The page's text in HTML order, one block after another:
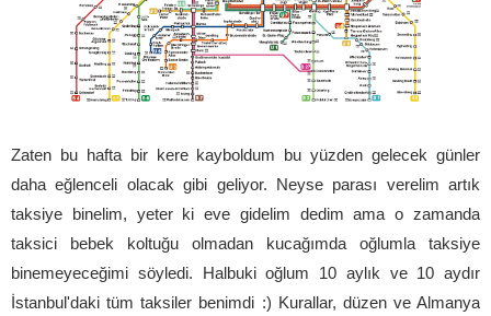
Zaten bu hafta bir kere kayboldum bu yüzden gelecek günler
daha eğlenceli olacak gibi geliyor. Neyse parası verelim artık
taksiye binelim, yeter ki eve gidelim dedim ama o zamanda
taksici bebek koltuğu olmadan kucağımda oğlumla taksiye
binemeyeceğimi söyledi. Halbuki oğlum 10 aylık ve 10 aydır
İstanbul'daki tüm taksiler benimdi :) Kurallar, düzen ve Almanya